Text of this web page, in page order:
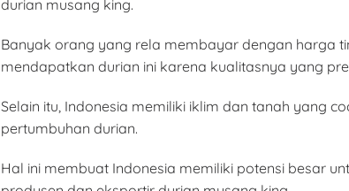
durian musang king.
Banyak orang yang rela membayar dengan harga
mendapatkan durian ini karena kualitasnya yang
Selain itu, Indonesia memiliki iklim dan tanah yang
pertumbuhan durian.
Hal ini membuat Indonesia memiliki potensi besar